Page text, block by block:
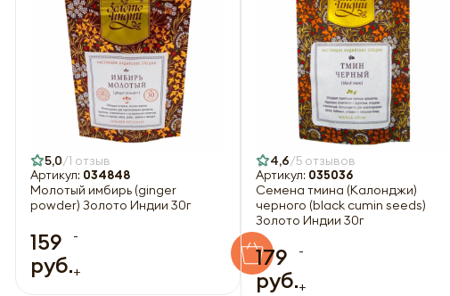
5,0 1 отзыв
Артикул: 034848
Молотый имбирь (ginger
powder) Золото Индии 30г
159
руб.
-
+
4,6 5 отзывов
Артикул: 035036
Семена тмина (Калонджи)
черного (black cumin seeds)
Золото Индии 30г
179
руб.
-
+